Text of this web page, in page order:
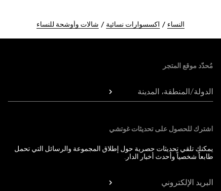
النساء اكسسوارات نسائية شالات وأوشحة للنساء
مُحدّد موقع المتجر
الدولة/المنطقة، المدينة
اشترك للحصول على تحديثات غوتشي
يمكنك تلقي تحديثات حصرية حول إطلاق المجموعة والرسائل التي تحمل
طابعاً شخصياً وأحدث أخبار الدار.
البريد الإلكتروني